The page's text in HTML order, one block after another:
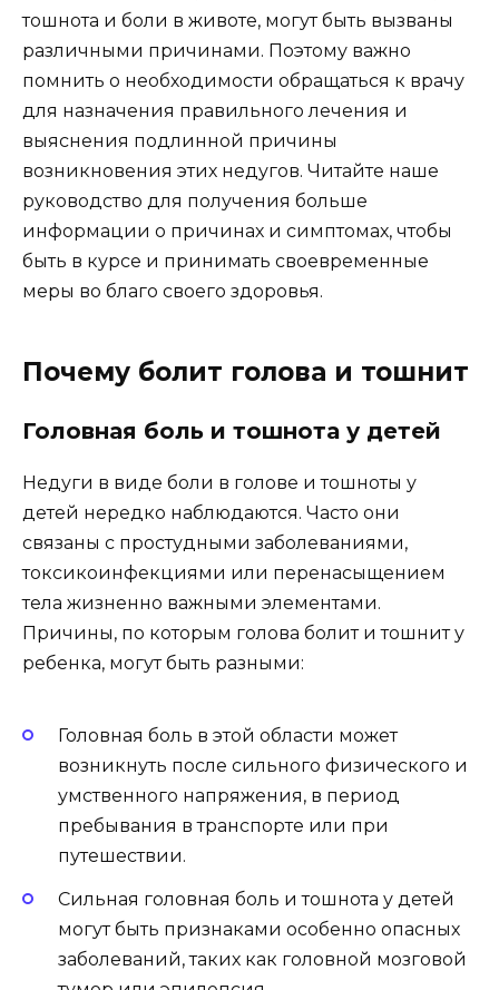
тошнота и боли в животе, могут быть вызваны
различными причинами. Поэтому важно
помнить о необходимости обращаться к врачу
для назначения правильного лечения и
выяснения подлинной причины
возникновения этих недугов. Читайте наше
руководство для получения больше
информации о причинах и симптомах, чтобы
быть в курсе и принимать своевременные
меры во благо своего здоровья.
Почему болит голова и тошнит
Головная боль и тошнота у детей
Недуги в виде боли в голове и тошноты у
детей нередко наблюдаются. Часто они
связаны с простудными заболеваниями,
токсикоинфекциями или перенасыщением
тела жизненно важными элементами.
Причины, по которым голова болит и тошнит у
ребенка, могут быть разными:
Головная боль в этой области может
возникнуть после сильного физического и
умственного напряжения, в период
пребывания в транспорте или при
путешествии.
Сильная головная боль и тошнота у детей
могут быть признаками особенно опасных
заболеваний, таких как головной мозговой